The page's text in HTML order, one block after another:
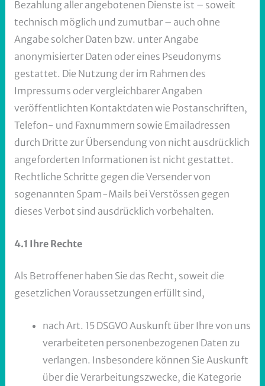
Bezahlung aller angebotenen Dienste ist – soweit
technisch möglich und zumutbar – auch ohne
Angabe solcher Daten bzw. unter Angabe
anonymisierter Daten oder eines Pseudonyms
gestattet. Die Nutzung der im Rahmen des
Impressums oder vergleichbarer Angaben
veröffentlichten Kontaktdaten wie Postanschriften,
Telefon- und Faxnummern sowie Emailadressen
durch Dritte zur Übersendung von nicht ausdrücklich
angeforderten Informationen ist nicht gestattet.
Rechtliche Schritte gegen die Versender von
sogenannten Spam-Mails bei Verstössen gegen
dieses Verbot sind ausdrücklich vorbehalten.
4.1 Ihre Rechte
Als Betroffener haben Sie das Recht, soweit die
gesetzlichen Voraussetzungen erfüllt sind,
nach Art. 15 DSGVO Auskunft über Ihre von uns
verarbeiteten personenbezogenen Daten zu
verlangen. Insbesondere können Sie Auskunft
über die Verarbeitungszwecke, die Kategorie